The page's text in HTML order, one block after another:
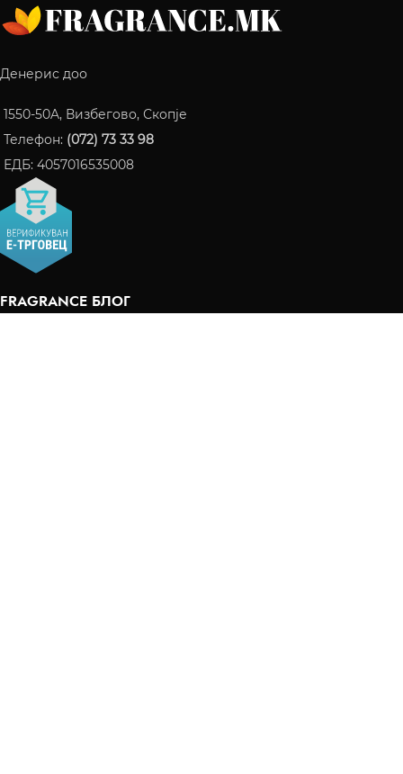
Денерис доо
1550-50A, Визбегово, Скопје
Телефон: (072) 73 33 98
ЕДБ: 4057016535008
FRAGRANCE БЛОГ